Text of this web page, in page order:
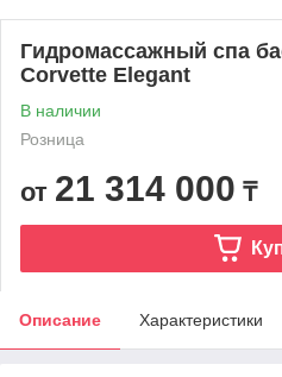
Гидромассажный спа
Corvette Elegant
В наличии
Розница
от 21 314 000 ₸
Описание Характеристики